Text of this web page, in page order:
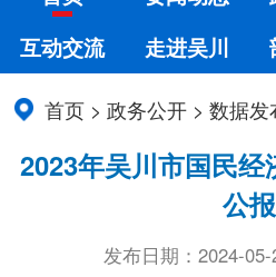
互动交流
走进吴川
首页 >政务公开 >数据发
2023年吴川市国民
公报
发布日期：2024-